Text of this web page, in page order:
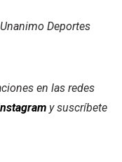
Deportes
en las redes
y suscríbete